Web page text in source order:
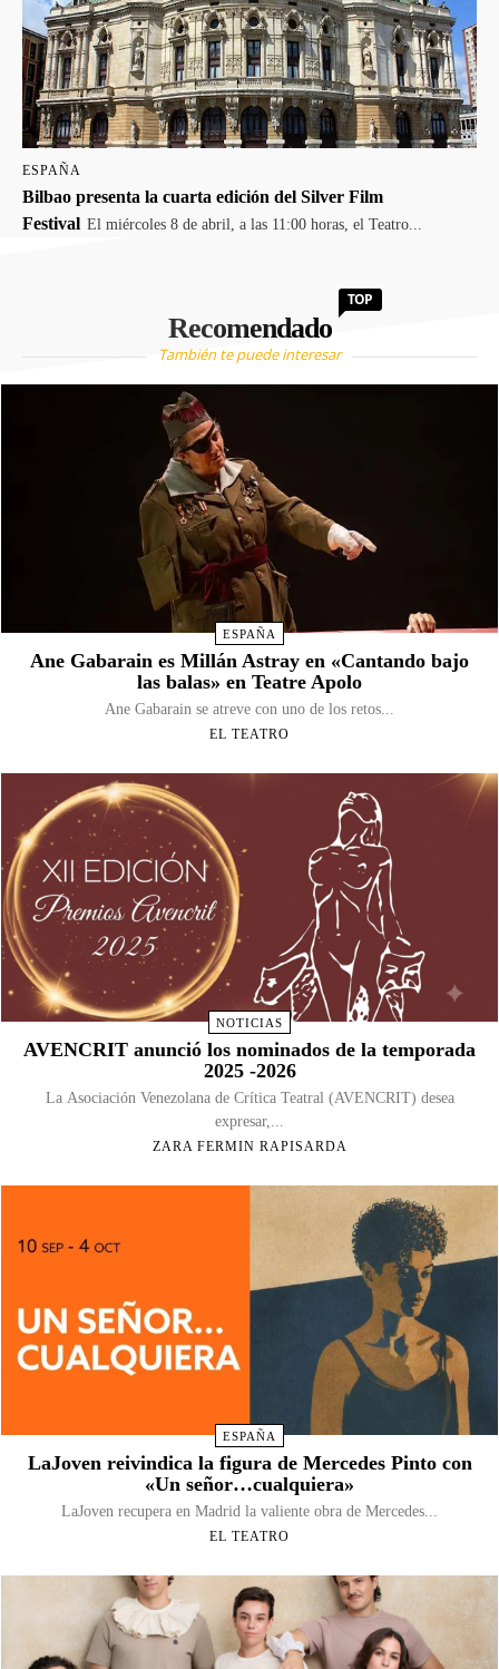
ESPAÑA
Bilbao presenta la cuarta edición del Silver Film
Festival El miércoles 8 de abril, a las 11:00 horas, el Teatro...
Recomendado
TOP
También te puede interesar
ESPAÑA
Ane Gabarain es Millán Astray en «Cantando bajo
las balas» en Teatre Apolo
Ane Gabarain se atreve con uno de los retos...
EL TEATRO
NOTICIAS
AVENCRIT anunció los nominados de la temporada
2025 -2026
La Asociación Venezolana de Crítica Teatral (AVENCRIT) desea
expresar,...
ZARA FERMIN RAPISARDA
ESPAÑA
LaJoven reivindica la figura de Mercedes Pinto con
«Un señor…cualquiera»
LaJoven recupera en Madrid la valiente obra de Mercedes...
EL TEATRO